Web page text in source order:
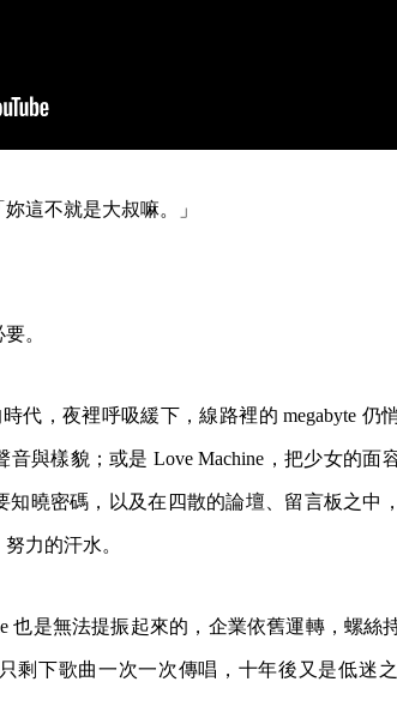
這不就是大叔嘛。」
。
代，夜裡呼吸緩下，線路裡的 megabyte 仍
與樣貌；或是 Love Machine，把少女的面
知曉密碼，以及在四散的論壇、留言板之中
力的汗水。
也是無法提振起來的，企業依舊運轉，螺絲
剩下歌曲一次一次傳唱，十年後又是低迷